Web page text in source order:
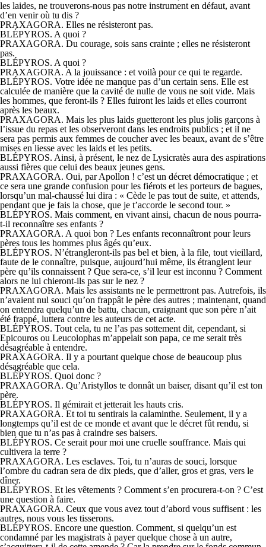
les laides, ne trouverons-nous pas notre instrument en défaut, avant
d’en venir où tu dis ?
PRAXAGORA. Elles ne résisteront pas.
BLÉPYROS. A quoi ?
PRAXAGORA. Du courage, sois sans crainte ; elles ne résisteront
pas.
BLÉPYROS. A quoi ?
PRAXAGORA. A la jouissance : et voilà pour ce qui te regarde.
BLÉPYROS. Votre idée ne manque pas d’un certain sens. Elle est
calculée de manière que la cavité de nulle de vous ne soit vide. Mais
les hommes, que feront-ils ? Elles fuiront les laids et elles courront
après les beaux.
PRAXAGORA. Mais les plus laids guetteront les plus jolis garçons à
l’issue du repas et les observeront dans les endroits publics ; et il ne
sera pas permis aux femmes de coucher avec les beaux, avant de s’être
mises en liesse avec les laids et les petits.
BLÉPYROS. Ainsi, à présent, le nez de Lysicratès aura des aspirations
aussi fières que celui des beaux jeunes gens.
PRAXAGORA. Oui, par Apollon ! c’est un décret démocratique ; et
ce sera une grande confusion pour les fiérots et les porteurs de bagues,
lorsqu’un mal-chaussé lui dira : « Cède le pas tout de suite, et attends,
pendant que je fais la chose, que je t’accorde le second tour. »
BLÉPYROS. Mais comment, en vivant ainsi, chacun de nous pourra-
t-il reconnaître ses enfants ?
PRAXAGORA. A quoi bon ? Les enfants reconnaîtront pour leurs
pères tous les hommes plus âgés qu’eux.
BLÉPYROS. N’étrangleront-ils pas bel et bien, à la file, tout vieillard,
faute de le connaître, puisque, aujourd’hui même, ils étranglent leur
père qu’ils connaissent ? Que sera-ce, s’il leur est inconnu ? Comment
alors ne lui chieront-ils pas sur le nez ?
PRAXAGORA. Mais les assistants ne le permettront pas. Autrefois, ils
n’avaient nul souci qu’on frappât le père des autres ; maintenant, quand
on entendra quelqu’un de battu, chacun, craignant que son père n’ait
été frappé, luttera contre les auteurs de cet acte.
BLÉPYROS. Tout cela, tu ne l’as pas sottement dit, cependant, si
Epicouros ou Leucolophas m’appelait son papa, ce me serait très
désagréable à entendre.
PRAXAGORA. Il y a pourtant quelque chose de beaucoup plus
désagréable que cela.
BLÉPYROS. Quoi donc ?
PRAXAGORA. Qu’Aristyllos te donnât un baiser, disant qu’il est ton
père.
BLÉPYROS. Il gémirait et jetterait les hauts cris.
PRAXAGORA. Et toi tu sentirais la calaminthe. Seulement, il y a
longtemps qu’il est de ce monde et avant que le décret fût rendu, si
bien que tu n’as pas à craindre ses baisers.
BLÉPYROS. Ce serait pour moi une cruelle souffrance. Mais qui
cultivera la terre ?
PRAXAGORA. Les esclaves. Toi, tu n’auras de souci, lorsque
l’ombre du cadran sera de dix pieds, que d’aller, gros et gras, vers le
dîner.
BLÉPYROS. Et les vêtements ? Comment s’en procurera-t-on ? C’est
une question à faire.
PRAXAGORA. Ceux que vous avez tout d’abord vous suffisent : les
autres, nous vous les tisserons.
BLÉPYROS. Encore une question. Comment, si quelqu’un est
condamné par les magistrats à payer quelque chose à un autre,